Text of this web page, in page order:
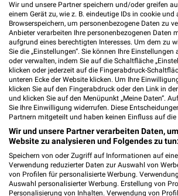
ALDI SÜD Prospekt für
Mo. den 10.08.
Gültig von 10. Aug. bis 15. Aug.
📅 Kalendereintrag erstellen
PROSPEKT BLÄTTERN
ANGEBOTE AB DONNERSTAG ANGEBOTE AB
Wir und unsere Partner speichern und/oder greifen
einem Gerät zu, wie z. B. eindeutige IDs in cookie und
Browserspeichern, um personenbezogene Daten zu
Anbieter verarbeiten Ihre personenbezogenen Daten
aufgrund eines berechtigten Interesses. Um dem zu
Sie die „Einstellungen“. Sie können Ihre Einstellungen
oder verwalten, indem Sie auf die Schaltfläche
klicken oder jederzeit auf die Fingerabdruck-
unteren Ecke der Website klicken. Um Ihre
klicken Sie auf den Fingerabdruck oder den Link in
und klicken Sie auf den Menüpunkt „Meine Daten“.
Sie Ihre Einwilligung widerrufen. Diese
Partnern mitgeteilt und haben keinen Einfluss auf die
Wir und unsere Partner verarbeiten Daten,
Website zu analysieren und Folgendes zu tun:
Speichern von oder Zugriff auf Informationen auf
Verwendung reduzierter Daten zur Auswahl von
von Profilen für personalisierte Werbung.
Auswahl personalisierter Werbung. Erstellung von
Personalisierung von Inhalten. Verwendung von